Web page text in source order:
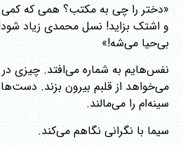
«دختر را چی به مکتب؟ همی که کمی
و اشتک بزاید! نسل محمدی زیاد
بی‌حیا می‌شه!»
نفس‌هایم به شماره می‌افتد. چیزی
می‌خواهد از قلبم بیرون بزند.
سینه‌ام را می‌مالند.
سیما با نگرانی نگاهم می‌کند.